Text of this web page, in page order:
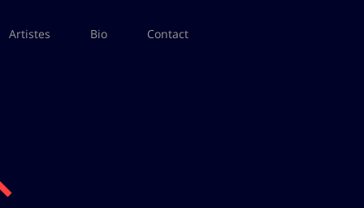
Artistes Bio Contact